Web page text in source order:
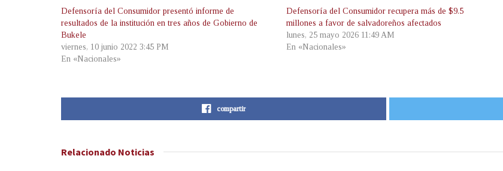
Defensoría del Consumidor presentó informe de
resultados de la institución en tres años de Gobierno de
Bukele
viernes, 10 junio 2022 3:45 PM
En «Nacionales»
Defensoría del Consumidor recupera más de $9.5
millones a favor de salvadoreños afectados
lunes, 25 mayo 2026 11:49 AM
En «Nacionales»
compartir
Relacionado Noticias